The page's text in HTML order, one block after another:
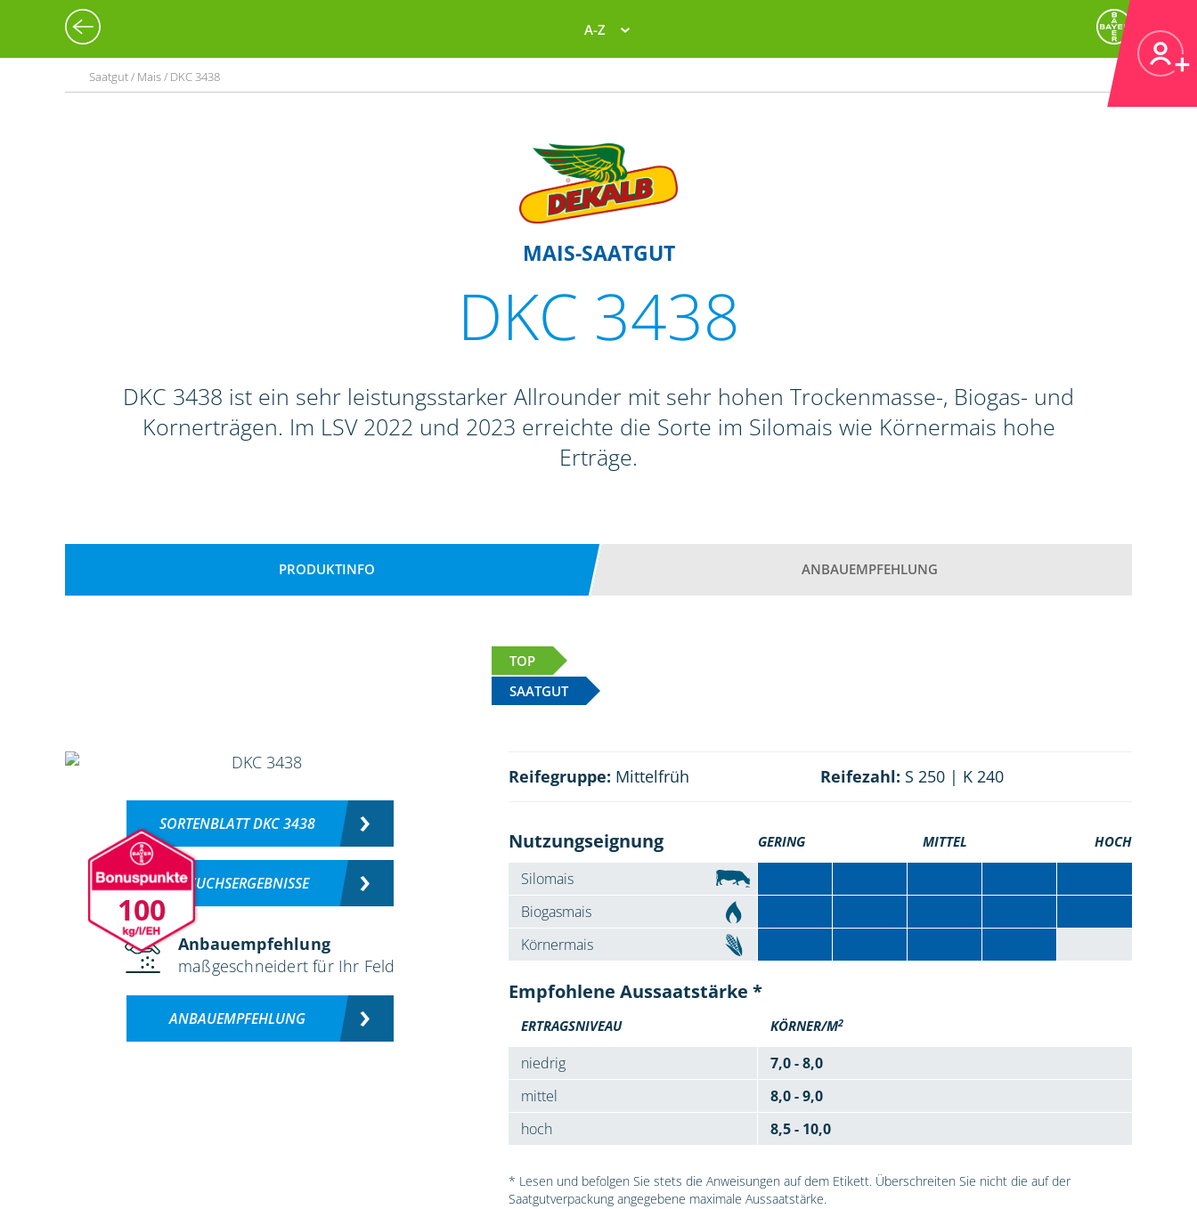
A-Z
Saatgut / Mais / DKC 3438
MAIS-SAATGUT
DKC 3438
DKC 3438 ist ein sehr leistungsstarker Allrounder mit sehr hohen Trockenmasse-, Biogas- und
Kornerträgen. Im LSV 2022 und 2023 erreichte die Sorte im Silomais wie Körnermais hohe
Erträge.
PRODUKTINFO ANBAUEMPFEHLUNG
TOP
SAATGUT
100
SORTENBLATT DKC 3438
VERSUCHSERGEBNISSE
Anbauempfehlung
maßgeschneidert für Ihr Feld
ANBAUEMPFEHLUNG
Reifegruppe: Mittelfrüh Reifezahl: S 250 | K 240
Nutzungseignung GERING MITTEL HOCH
Silomais
Biogasmais
Körnermais
Empfohlene Aussaatstärke *
ERTRAGSNIVEAU KÖRNER/M2
niedrig
7,0 - 8,0
mittel
8,0 - 9,0
hoch
8,5 - 10,0
* Lesen und befolgen Sie stets die Anweisungen auf dem Etikett. Überschreiten Sie nicht die auf der
Saatgutverpackung angegebene maximale Aussaatstärke.